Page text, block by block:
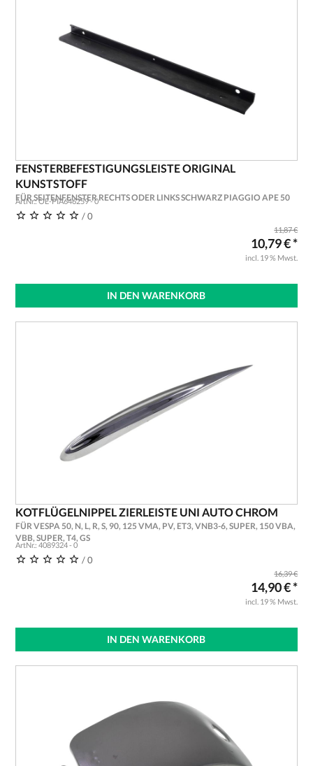
FENSTERBEFESTIGUNGSLEISTE ORIGINAL
KUNSTSTOFF
FÜR SEITENFENSTER RECHTS ODER LINKS SCHWARZ PIAGGIO APE 50
ArtNr.: OE-PIA646259 - 0
/ 0
11,87 €
10,79 € *
incl. 19 % Mwst.
IN DEN WARENKORB
KOTFLÜGELNIPPEL ZIERLEISTE UNI AUTO CHROM
FÜR VESPA 50, N, L, R, S, 90, 125 VMA, PV, ET3, VNB3-6, SUPER, 150 VBA,
VBB, SUPER, T4, GS
ArtNr.: 4089324 - 0
/ 0
16,39 €
14,90 € *
incl. 19 % Mwst.
IN DEN WARENKORB